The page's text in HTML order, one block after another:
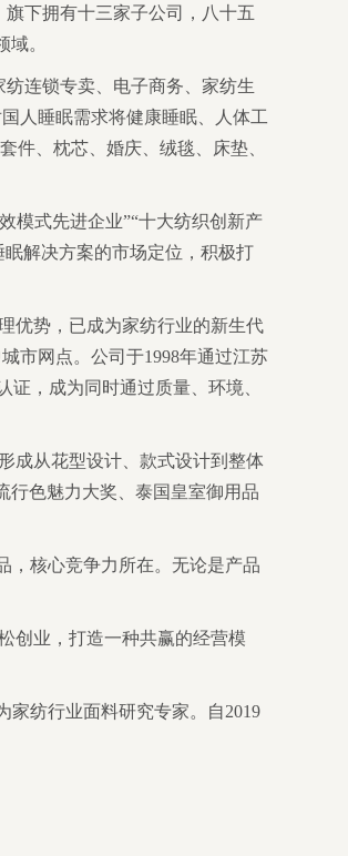
下拥有十三家子公司，八十五
。
连锁专卖、电子商务、家纺生
人睡眠需求将健康睡眠、人体工
件、枕芯、婚庆、绒毯、床垫、
模式先进企业”“十大纺织创新产
解决方案的市场定位，积极打
优势，已成为家纺行业的新生代
市网点。公司于1998年通过江苏
证，成为同时通过质量、环境、
成从花型设计、款式设计到整体
行色魅力大奖、泰国皇室御用品
，核心竞争力所在。无论是产品
创业，打造一种共赢的经营模
家纺行业面料研究专家。自2019